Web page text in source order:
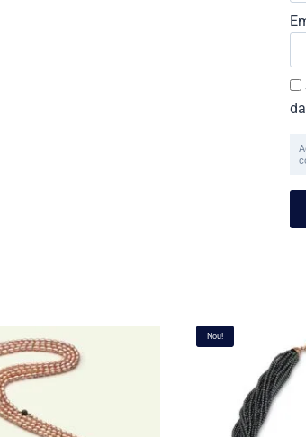
Nou!